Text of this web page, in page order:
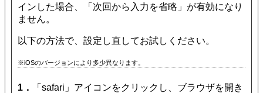
インした場合、「次回から入力を省略」が有効になり
ません。
以下の方法で、設定し直してお試しください。
※iOSのバージョンにより多少異なります。
1．
「safari」アイコンをクリックし、ブラウザを開き